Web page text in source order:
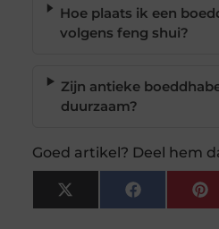
Hoe plaats ik een
volgens feng shui?
Zijn antieke
duurzaam?
Goed artikel? Deel hem
X
(Twitter)
Facebook